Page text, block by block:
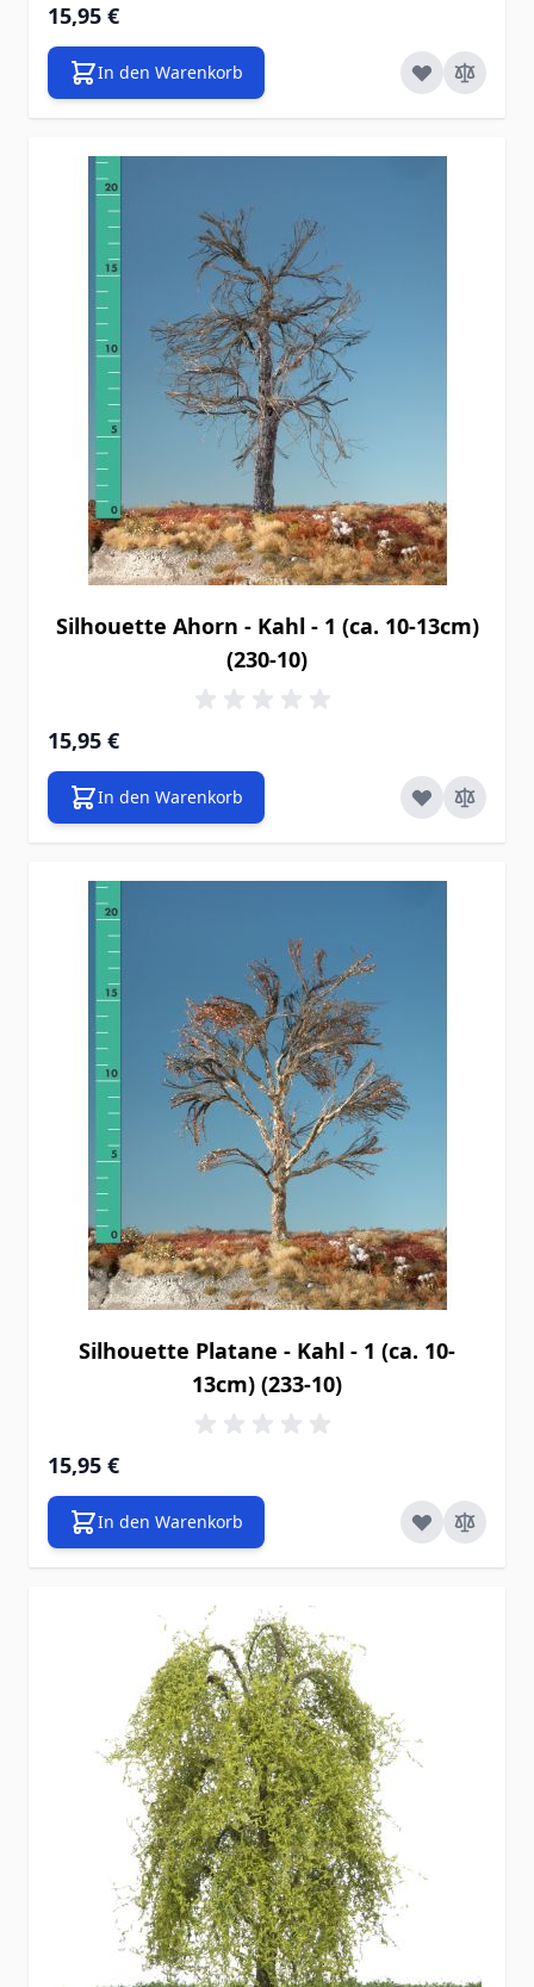
15,95 €
In den Warenkorb
Silhouette Ahorn - Kahl - 1 (ca. 10-13cm)
(230-10)
15,95 €
In den Warenkorb
Silhouette Platane - Kahl - 1 (ca. 10-
13cm) (233-10)
15,95 €
In den Warenkorb